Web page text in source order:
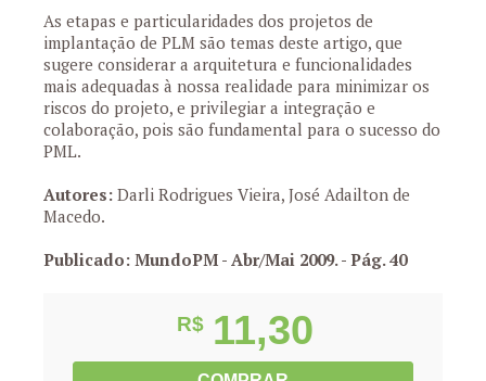
As etapas e particularidades dos projetos de
implantação de PLM são temas deste artigo, que
sugere considerar a arquitetura e funcionalidades
mais adequadas à nossa realidade para minimizar os
riscos do projeto, e privilegiar a integração e
colaboração, pois são fundamental para o sucesso do
PML.
Autores: Darli Rodrigues Vieira, José Adailton de
Macedo.
Publicado: MundoPM - Abr/Mai 2009.- Pág. 40
R$ 11,30